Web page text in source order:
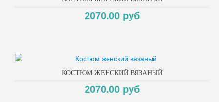
2070.00 руб
КОСТЮМ ЖЕНСКИЙ ВЯЗАНЫЙ
2070.00 руб